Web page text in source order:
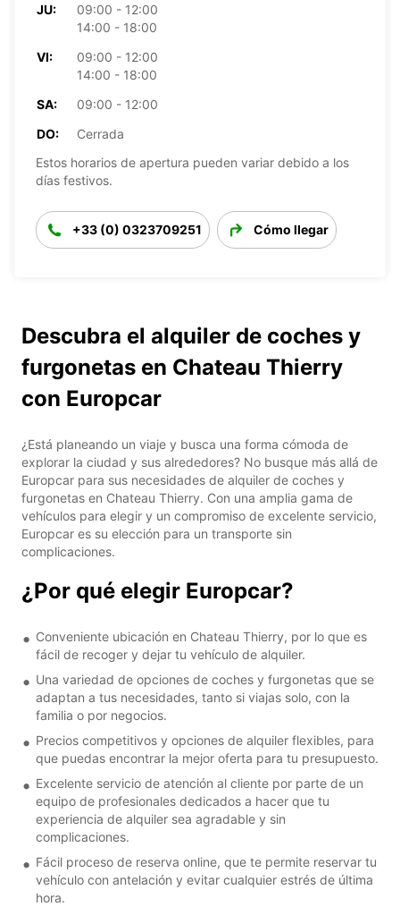
JU:
09:00 - 12:00
14:00 - 18:00
VI:
09:00 - 12:00
14:00 - 18:00
SA:
09:00 - 12:00
DO:
Cerrada
Estos horarios de apertura pueden variar debido a los
días festivos.
+33 (0) 0323709251 Cómo llegar
Descubra el alquiler de coches y
furgonetas en Chateau Thierry
con Europcar
¿Está planeando un viaje y busca una forma cómoda de
explorar la ciudad y sus alrededores? No busque más allá de
Europcar para sus necesidades de alquiler de coches y
furgonetas en Chateau Thierry. Con una amplia gama de
vehículos para elegir y un compromiso de excelente servicio,
Europcar es su elección para un transporte sin
complicaciones.
¿Por qué elegir Europcar?
Conveniente ubicación en Chateau Thierry, por lo que es
fácil de recoger y dejar tu vehículo de alquiler.
Una variedad de opciones de coches y furgonetas que se
adaptan a tus necesidades, tanto si viajas solo, con la
familia o por negocios.
Precios competitivos y opciones de alquiler flexibles, para
que puedas encontrar la mejor oferta para tu presupuesto.
Excelente servicio de atención al cliente por parte de un
equipo de profesionales dedicados a hacer que tu
experiencia de alquiler sea agradable y sin
complicaciones.
Fácil proceso de reserva online, que te permite reservar tu
vehículo con antelación y evitar cualquier estrés de última
hora.